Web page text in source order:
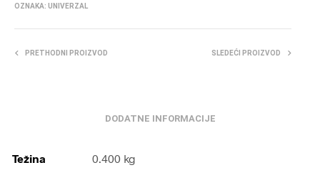
OZNAKA: UNIVERZAL
PRETHODNI PROIZVOD SLEDEĆI PROIZVOD
DODATNE INFORMACIJE
Težina 0.400 kg